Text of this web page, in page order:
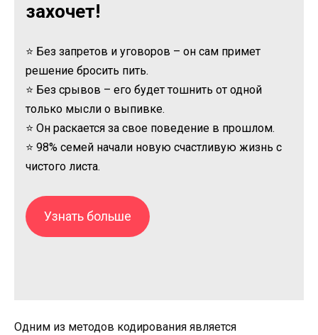
захочет!
⭐ Без запретов и уговоров – он сам примет
решение бросить пить.
⭐ Без срывов – его будет тошнить от одной
только мысли о выпивке.
⭐ Он раскается за свое поведение в прошлом.
⭐ 98% семей начали новую счастливую жизнь с
чистого листа.
Узнать больше
Одним из методов кодирования является